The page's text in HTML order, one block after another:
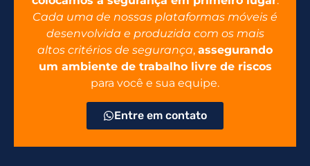
Cada uma de nossas plataformas móveis é
desenvolvida e produzida com os mais
altos critérios de segurança, assegurando
um ambiente de trabalho livre de riscos
para você e sua equipe.
Entre em contato